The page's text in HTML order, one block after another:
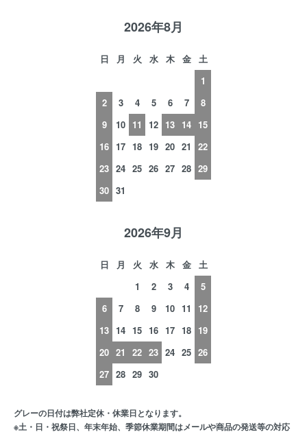
2026年8月
日 月 火 水 木 金
土
1
2
3 4 5 6 7
8
9
10 11 12 13 14 15
16 17 18 19 20 21
22
23 24 25 26 27 28 29
30 31
2026年9月
日 月 火 水 木 金
土
1
2 3 4
5
6
7 8 9 10 11
12
13 14 15 16 17 18 19
20 21 22 23 24 25 26
27 28 29 30
グレーの日付は弊社定休・休業日となります。
※土・日・祝祭日、年末年始、季節休業期間はメールや商品の発送等の対応